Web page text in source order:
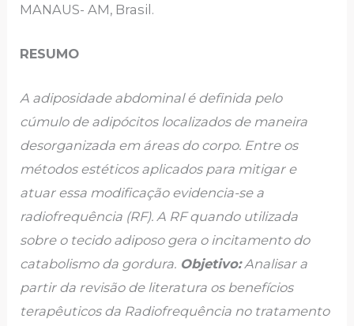
MANAUS- AM, Brasil.
RESUMO
A adiposidade abdominal é definida pelo
cúmulo de adipócitos localizados de maneira
desorganizada em áreas do corpo. Entre os
métodos estéticos aplicados para mitigar e
atuar essa modificação evidencia-se a
radiofrequência (RF). A RF quando utilizada
sobre o tecido adiposo gera o incitamento do
catabolismo da gordura. Objetivo:Analisar a
partir da revisão de literatura os benefícios
terapêuticos da Radiofrequência no tratamento